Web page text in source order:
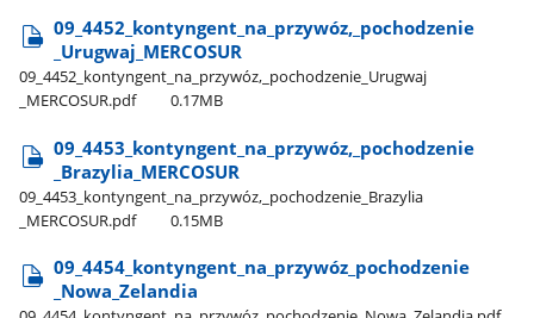
09​_4452​_kontyngent​_na​_przywóz,​_pochodzenie​
_Urugwaj​_MERCOSUR
09​_4452​_kontyngent​_na​_przywóz,​_pochodzenie​_Urugwaj​
_MERCOSUR.pdf
0.17MB
09​_4453​_kontyngent​_na​_przywóz,​_pochodzenie​
_Brazylia​_MERCOSUR
09​_4453​_kontyngent​_na​_przywóz,​_pochodzenie​_Brazylia​
_MERCOSUR.pdf
0.15MB
09​_4454​_kontyngent​_na​_przywóz​_pochodzenie​
_Nowa​_Zelandia